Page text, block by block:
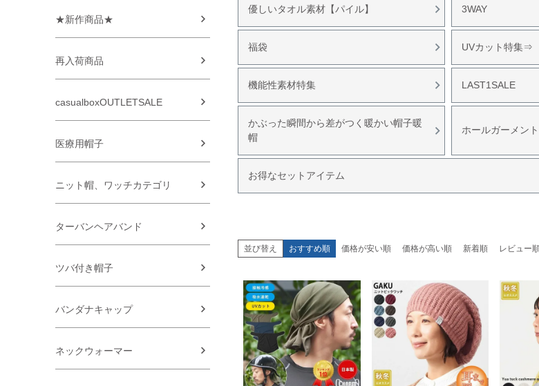
★新作商品★
再入荷商品
casualboxOUTLETSALE
医療用帽子
ニット帽、ワッチカテゴリ
ターバンヘアバンド
ツバ付き帽子
バンダナキャップ
ネックウォーマー
優しいタオル素材【パイル】 3WAY
福袋 UVカット特集⇒
機能性素材特集 LAST1SALE
かぶった瞬間から差がつく暖かい帽子暖
帽
ホールガーメント
お得なセットアイテム
並び替え おすすめ順 価格が安い順 価格が高い順 新着順 レビュー